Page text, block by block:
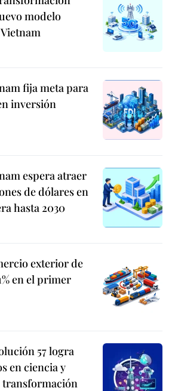
modelo
fija meta para
inversión
espera atraer
de dólares en
hasta 2030
exterior de
en el primer
57 logra
en ciencia y
transformación